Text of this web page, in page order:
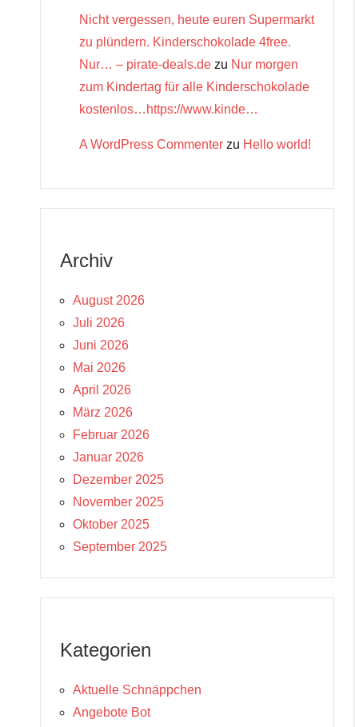
Nicht vergessen, heute euren Supermarkt
zu plündern. Kinderschokolade 4free.
Nur… – pirate-deals.de zu Nur morgen
zum Kindertag für alle Kinderschokolade
kostenlos…https://www.kinde…
A WordPress Commenter zu Hello world!
Archiv
August 2026
Juli 2026
Juni 2026
Mai 2026
April 2026
März 2026
Februar 2026
Januar 2026
Dezember 2025
November 2025
Oktober 2025
September 2025
Kategorien
Aktuelle Schnäppchen
Angebote Bot